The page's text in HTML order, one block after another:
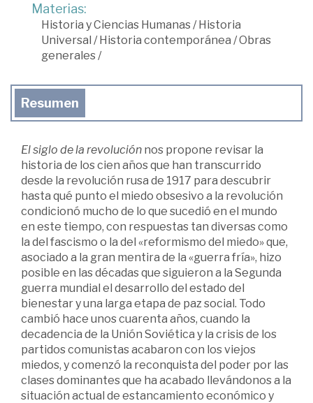
Materias:
Historia y Ciencias Humanas /Historia
Universal /Historia contemporánea /Obras
generales /
Resumen
El siglo de la revolución nos propone revisar la
historia de los cien años que han transcurrido
desde la revolución rusa de 1917 para descubrir
hasta qué punto el miedo obsesivo a la revolución
condicionó mucho de lo que sucedió en el mundo
en este tiempo, con respuestas tan diversas como
la del fascismo o la del «reformismo del miedo» que,
asociado a la gran mentira de la «guerra fría», hizo
posible en las décadas que siguieron a la Segunda
guerra mundial el desarrollo del estado del
bienestar y una larga etapa de paz social. Todo
cambió hace unos cuarenta años, cuando la
decadencia de la Unión Soviética y la crisis de los
partidos comunistas acabaron con los viejos
miedos, y comenzó la reconquista del poder por las
clases dominantes que ha acabado llevándonos a la
situación actual de estancamiento económico y